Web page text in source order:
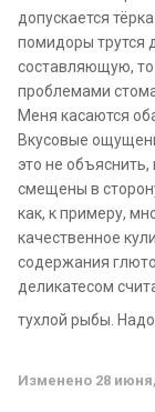
допускается
помидоры трутся
составляющую,
проблемами
Меня касаются
Вкусовые
это не
смещены в
как, к примеру,
качественное
содержания
деликатесом
тухлой рыбы.
Изменено 28